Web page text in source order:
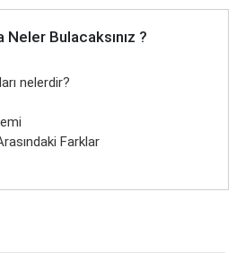
Neler Bulacaksınız ?
nelerdir?
Farklar